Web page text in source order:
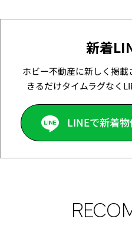
新着
ホビー不動産に新しく掲
きるだけタイムラグなく
LINEで新着